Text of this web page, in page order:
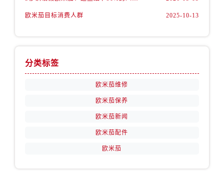
山西省太原市迎泽区迎泽街道解放路15号亨得利名表维修授权店3楼售后服务中心（需提前预约）
安徽省淮南市田家庵区国庆中路售后服务中心（需提前预约）
欧米茄目标消费人群 2025-10-13
分类标签
欧米茄维修
欧米茄保养
欧米茄新闻
欧米茄配件
欧米茄